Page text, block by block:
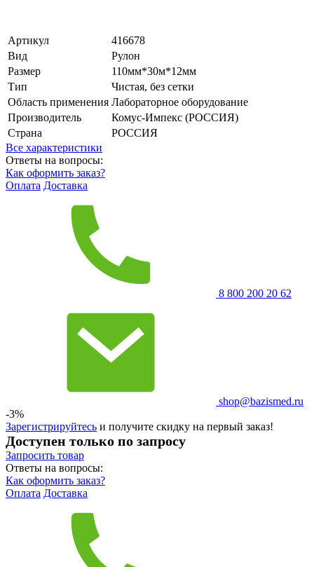
Артикул
416678
Вид
Рулон
Размер
110мм*30м*12мм
Тип
Чистая, без сетки
Область применения Лабораторное оборудование
Производитель
Комус-Импекс (РОССИЯ)
Страна
РОССИЯ
Все характеристики
Ответы на вопросы:
Как оформить заказ?
Оплата Доставка
8 800 200 20 62
shop@bazismed.ru
-3%
Зарегистрируйтесь и получите скидку на первый заказ!
Доступен только по запросу
Запросить товар
Ответы на вопросы:
Как оформить заказ?
Оплата Доставка